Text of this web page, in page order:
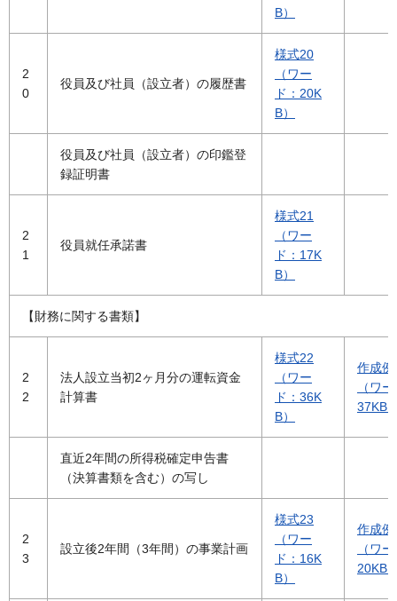
B）
2
0
役員及び社員（設立者）の履歴書
様式20
（ワー
ド：20K
B）
役員及び社員（設立者）の印鑑登
録証明書
2
1
役員就任承諾書
様式21
（ワー
ド：17K
B）
【財務に関する書類】
2
2
法人設立当初2ヶ月分の運転資金
計算書
様式22
（ワー
ド：36K
B）
作成例
（ワ
37KB
直近2年間の所得税確定申告書
（決算書類を含む）の写し
2
3
設立後2年間（3年間）の事業計画
様式23
（ワー
ド：16K
B）
作成例
（ワ
20KB